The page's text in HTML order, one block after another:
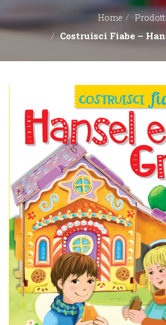
EDITORI
CONTATTACI
Home
Costruisci Fiabe –